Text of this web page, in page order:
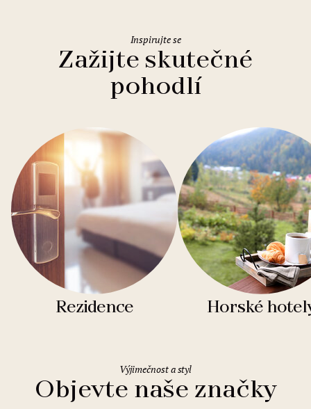
Zažijte skutečné
pohodlí
Inspirujte se
Rezidence Horské
Objevte naše značky
Výjimečnost a styl